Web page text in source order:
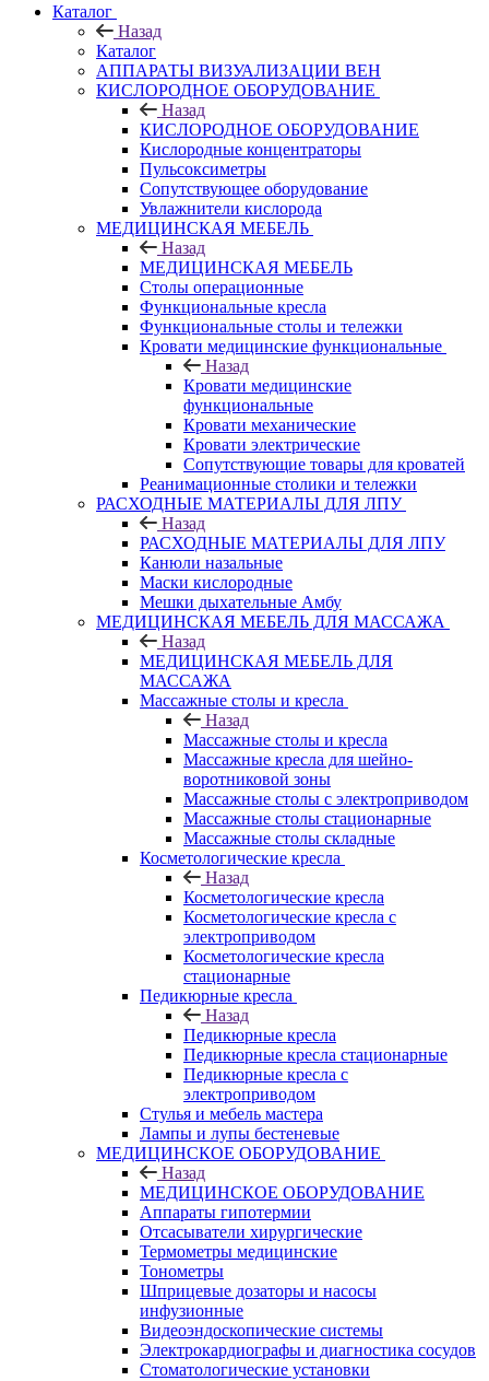
Каталог
Назад
Каталог
АППАРАТЫ ВИЗУАЛИЗАЦИИ ВЕН
КИСЛОРОДНОЕ ОБОРУДОВАНИЕ
Назад
КИСЛОРОДНОЕ ОБОРУДОВАНИЕ
Кислородные концентраторы
Пульсоксиметры
Сопутствующее оборудование
Увлажнители кислорода
МЕДИЦИНСКАЯ МЕБЕЛЬ
Назад
МЕДИЦИНСКАЯ МЕБЕЛЬ
Столы операционные
Функциональные кресла
Функциональные столы и тележки
Кровати медицинские функциональные
Назад
Кровати медицинские
функциональные
Кровати механические
Кровати электрические
Сопутствующие товары для кроватей
Реанимационные столики и тележки
РАСХОДНЫЕ МАТЕРИАЛЫ ДЛЯ ЛПУ
Назад
РАСХОДНЫЕ МАТЕРИАЛЫ ДЛЯ ЛПУ
Канюли назальные
Маски кислородные
Мешки дыхательные Амбу
МЕДИЦИНСКАЯ МЕБЕЛЬ ДЛЯ МАССАЖА
Назад
МЕДИЦИНСКАЯ МЕБЕЛЬ ДЛЯ
МАССАЖА
Массажные столы и кресла
Назад
Массажные столы и кресла
Массажные кресла для шейно-
воротниковой зоны
Массажные столы с электроприводом
Массажные столы стационарные
Массажные столы складные
Косметологические кресла
Назад
Косметологические кресла
Косметологические кресла с
электроприводом
Косметологические кресла
стационарные
Педикюрные кресла
Назад
Педикюрные кресла
Педикюрные кресла стационарные
Педикюрные кресла с
электроприводом
Стулья и мебель мастера
Лампы и лупы бестеневые
МЕДИЦИНСКОЕ ОБОРУДОВАНИЕ
Назад
МЕДИЦИНСКОЕ ОБОРУДОВАНИЕ
Аппараты гипотермии
Отсасыватели хирургические
Термометры медицинские
Тонометры
Шприцевые дозаторы и насосы
инфузионные
Видеоэндоскопические системы
Электрокардиографы и диагностика сосудов
Стоматологические установки